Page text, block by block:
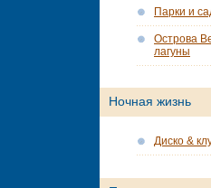
Парки и
Острова
лагуны
Ночная жизнь
Диско &